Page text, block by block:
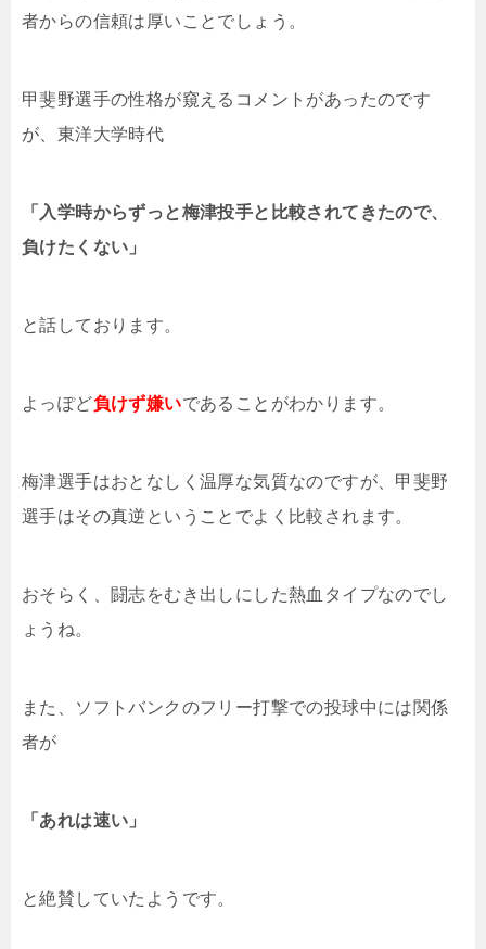
者からの信頼は厚いことでしょう。
甲斐野選手の性格が窺えるコメントがあったのです
が、東洋大学時代
「入学時からずっと梅津投手と比較されてきたので、
負けたくない」
と話しております。
よっぽど負けず嫌いであることがわかります。
梅津選手はおとなしく温厚な気質なのですが、甲斐野
選手はその真逆ということでよく比較されます。
おそらく、闘志をむき出しにした熱血タイプなのでし
ょうね。
また、ソフトバンクのフリー打撃での投球中には関係
者が
「あれは速い」
と絶賛していたようです。